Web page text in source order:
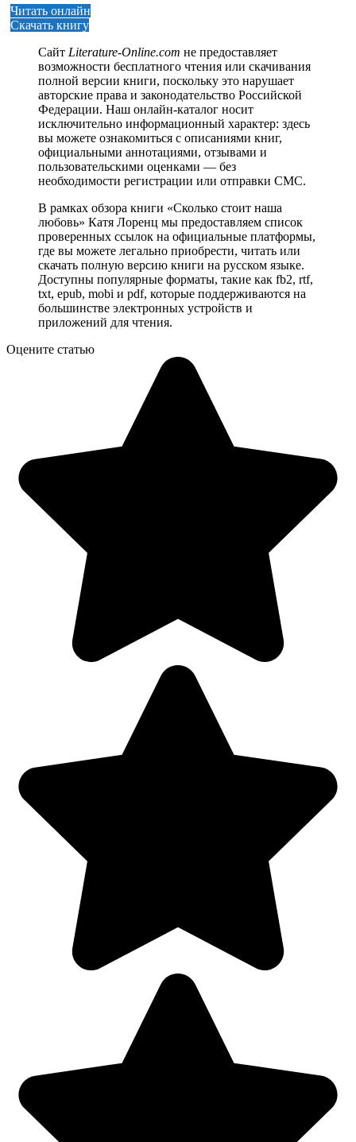
Читать онлайн
Скачать книгу
Сайт Literature-Online.com не предоставляет
возможности бесплатного чтения или скачивания
полной версии книги, поскольку это нарушает
авторские права и законодательство Российской
Федерации. Наш онлайн-каталог носит
исключительно информационный характер: здесь
вы можете ознакомиться с описаниями книг,
официальными аннотациями, отзывами и
пользовательскими оценками — без
необходимости регистрации или отправки СМС.
В рамках обзора книги «Сколько стоит наша
любовь» Катя Лоренц мы предоставляем список
проверенных ссылок на официальные платформы,
где вы можете легально приобрести, читать или
скачать полную версию книги на русском языке.
Доступны популярные форматы, такие как fb2, rtf,
txt, epub, mobi и pdf, которые поддерживаются на
большинстве электронных устройств и
приложений для чтения.
Оцените статью